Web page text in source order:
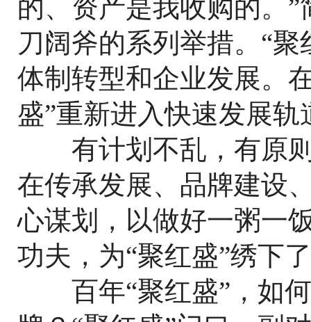
的、资产是我收购的。
刀阔斧的系列举措。“
体制转型和企业发展。
盛”重新进入快速发展轨
有计划不乱，有原则
在传承发展、品牌建设
心谋划，以做好一粥一
功夫，为“聚红盛”绣下
百年“聚红盛”，如何